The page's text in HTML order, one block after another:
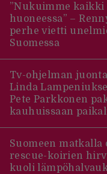
”Nukuimme kaikki
huoneessa” –
perhe vietti
Suomessa
Tv-ohjelman
Linda
Pete Parkkonen
kauhuissaan
Suomeen matkalla
rescue-koirien
kuoli